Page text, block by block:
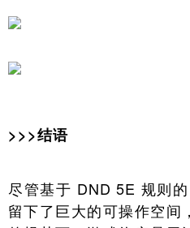
>>>结语
尽管基于 DND 5E 规则
留下了巨大的可操作空间